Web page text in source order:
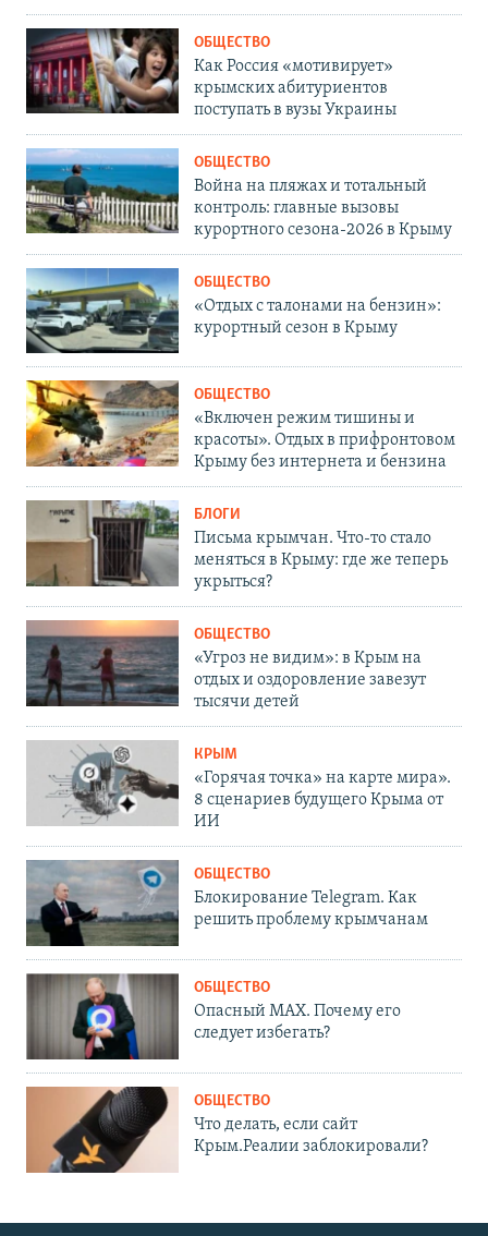
ОБЩЕСТВО
Как Россия «мотивирует»
крымских абитуриентов
поступать в вузы Украины
ОБЩЕСТВО
Война на пляжах и тотальный
контроль: главные вызовы
курортного сезона-2026 в Крыму
ОБЩЕСТВО
«Отдых с талонами на бензин»:
курортный сезон в Крыму
ОБЩЕСТВО
«Включен режим тишины и
красоты». Отдых в прифронтовом
Крыму без интернета и бензина
БЛОГИ
Письма крымчан. Что-то стало
меняться в Крыму: где же теперь
укрыться?
ОБЩЕСТВО
«Угроз не видим»: в Крым на
отдых и оздоровление завезут
тысячи детей
КРЫМ
«Горячая точка» на карте мира».
8 сценариев будущего Крыма от
ИИ
ОБЩЕСТВО
Блокирование Telegram. Как
решить проблему крымчанам
ОБЩЕСТВО
Опасный MAX. Почему его
следует избегать?
ОБЩЕСТВО
Что делать, если сайт
Крым.Реалии заблокировали?